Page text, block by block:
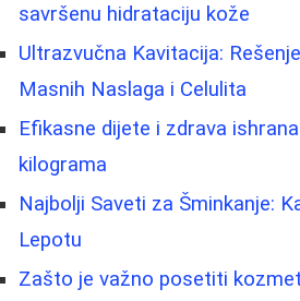
savršenu hidrataciju kože
Ultrazvučna Kavitacija:
Masnih Naslaga i Celulita
Efikasne dijete i zdrava
kilograma
Najbolji Saveti za Šminkanje:
Lepotu
Zašto je važno posetiti